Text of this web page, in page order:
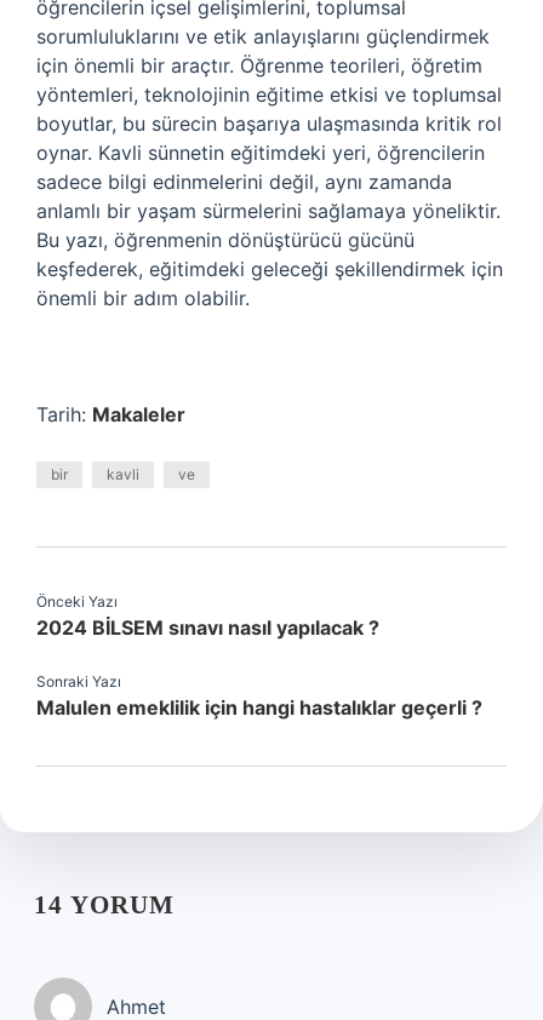
öğrencilerin içsel gelişimlerini, toplumsal
sorumluluklarını ve etik anlayışlarını güçlendirmek
için önemli bir araçtır. Öğrenme teorileri, öğretim
yöntemleri, teknolojinin eğitime etkisi ve toplumsal
boyutlar, bu sürecin başarıya ulaşmasında kritik rol
oynar. Kavli sünnetin eğitimdeki yeri, öğrencilerin
sadece bilgi edinmelerini değil, aynı zamanda
anlamlı bir yaşam sürmelerini sağlamaya yöneliktir.
Bu yazı, öğrenmenin dönüştürücü gücünü
keşfederek, eğitimdeki geleceği şekillendirmek için
önemli bir adım olabilir.
Tarih: Makaleler
bir kavli ve
Önceki Yazı
2024 BİLSEM sınavı nasıl yapılacak ?
Sonraki Yazı
Malulen emeklilik için hangi hastalıklar geçerli ?
14 YORUM
Ahmet